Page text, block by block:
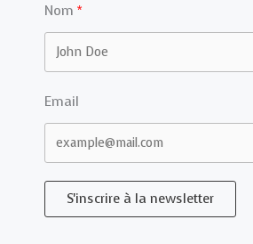
Nom
Email
S'inscrire à la newsletter